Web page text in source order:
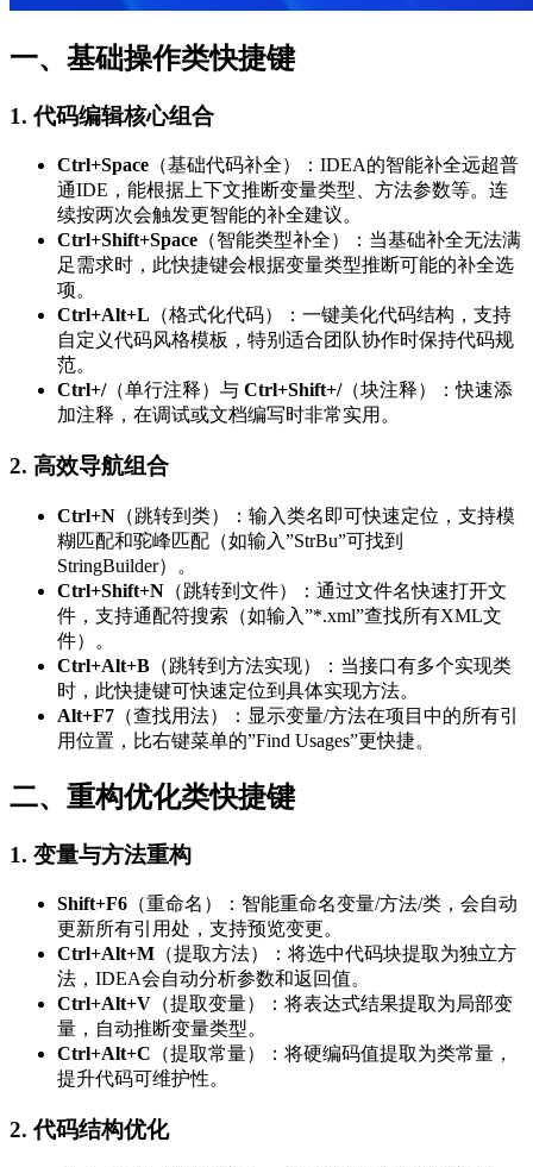
一、基础操作类快捷键
1. 代码编辑核心组合
Ctrl+Space （基础代码补全）：IDEA的智能补全远超普
通IDE，能根据上下文推断变量类型、方法参数等。连
续按两次会触发更智能的补全建议。
Ctrl+Shift+Space （智能类型补全）：当基础补全无法满
足需求时，此快捷键会根据变量类型推断可能的补全选
项。
Ctrl+Alt+L （格式化代码）：一键美化代码结构，支持
自定义代码风格模板，特别适合团队协作时保持代码规
范。
Ctrl+/（单行注释）与 Ctrl+Shift+/（块注释）：快速添
加注释，在调试或文档编写时非常实用。
2. 高效导航组合
Ctrl+N （跳转到类）：输入类名即可快速定位，支持模
糊匹配和驼峰匹配（如输入”StrBu”可找到
StringBuilder）。
Ctrl+Shift+N （跳转到文件）：通过文件名快速打开文
件，支持通配符搜索（如输入”*.xml”查找所有XML文
件）。
Ctrl+Alt+B （跳转到方法实现）：当接口有多个实现类
时，此快捷键可快速定位到具体实现方法。
Alt+F7 （查找用法）：显示变量/方法在项目中的所有引
用位置，比右键菜单的”Find Usages”更快捷。
二、重构优化类快捷键
1. 变量与方法重构
Shift+F6 （重命名）：智能重命名变量/方法/类，会自动
更新所有引用处，支持预览变更。
Ctrl+Alt+M （提取方法）：将选中代码块提取为独立方
法，IDEA会自动分析参数和返回值。
Ctrl+Alt+V （提取变量）：将表达式结果提取为局部变
量，自动推断变量类型。
Ctrl+Alt+C （提取常量）：将硬编码值提取为类常量，
提升代码可维护性。
2. 代码结构优化